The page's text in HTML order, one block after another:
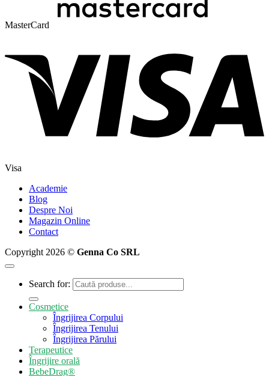
MasterCard
Visa
Academie
Blog
Despre Noi
Magazin Online
Contact
Copyright 2026 © Genna Co SRL
Search for:
Cosmetice
Îngrijirea Corpului
Îngrijirea Tenului
Îngrijirea Părului
Terapeutice
Îngrijire orală
BebeDrag®